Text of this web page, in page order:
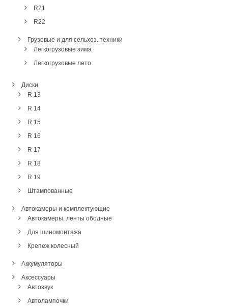
R21
R22
Грузовые и для сельхоз. техники
Легкогрузовые зима
Легкогрузовые лето
Диски
R 13
R 14
R 15
R 16
R 17
R 18
R 19
Штампованные
Автокамеры и комплектующие
Автокамеры, ленты ободные
Для шиномонтажа
Крепеж колесный
Аккумуляторы
Аксессуары
Автозвук
Автолампочки